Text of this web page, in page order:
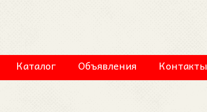
Каталог Объявления Контакты